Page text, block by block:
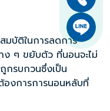
บัติในการลดการ
ง ๆ ขยับตัว ที่นอนจะไม่
กรบกวนซึ่งเป็น
องการการนอนหลับที่